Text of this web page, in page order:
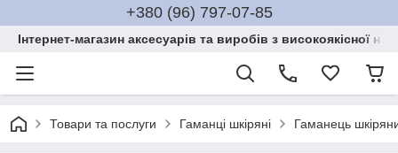
+380 (96) 797-07-85
Інтернет-магазин аксесуарів та виробів з високоякісної
Товари та послуги Гаманці шкіряні Гаманець